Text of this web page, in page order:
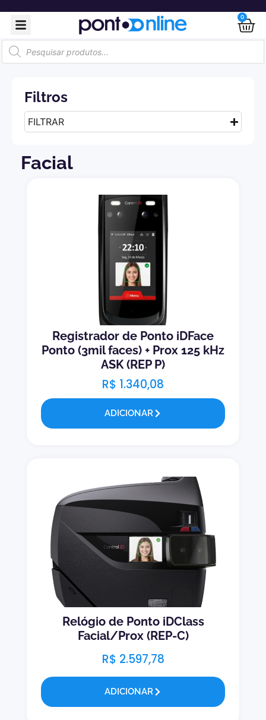
0
Filtros
FILTRAR
Facial
Registrador de Ponto iDFace
Ponto (3mil faces) + Prox 125 kHz
ASK (REP P)
R$ 1.340,08
ADICIONAR
Relógio de Ponto iDClass
Facial/Prox (REP-C)
R$ 2.597,78
ADICIONAR